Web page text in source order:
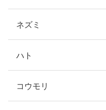
ネズミ
ハト
コウモリ